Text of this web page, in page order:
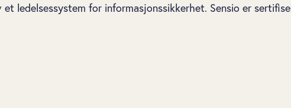
ledelsessystem for informasjonssikkerhet. Sensio er